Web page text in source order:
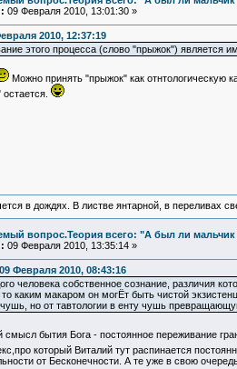
09 Февраля 2010, 13:01:30 »
2010, 12:37:19
этого процесса (слово "прыжок")
Можно принять "прыжок" как отнтологическую
в дождях. В листве янтарной, в переливах
вопрос.Теория всего: "А был ли
09 Февраля 2010, 13:35:14 »
Февраля 2010, 08:43:16
человека собственное сознание, различия
каким макаром он могЁт быть чистой
но от тавтологии в енту чушь
смысл бытия Бога - постоянное переживание
который Виталий тут распинается
от Бесконечности. А те уже в свою